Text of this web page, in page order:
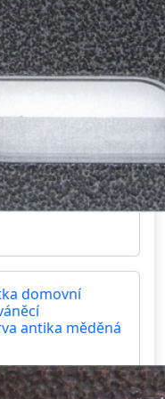
domovní
antika měděná